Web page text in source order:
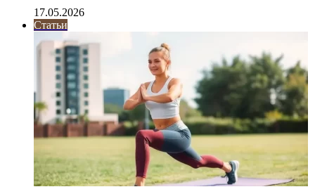
17.05.2026
Статьи